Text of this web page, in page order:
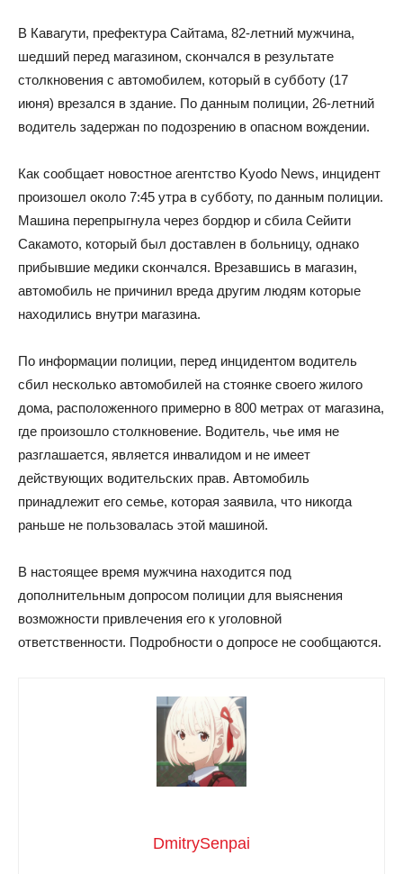
В Кавагути, префектура Сайтама, 82-летний мужчина,
шедший перед магазином, скончался в результате
столкновения с автомобилем, который в субботу (17
июня) врезался в здание. По данным полиции, 26-летний
водитель задержан по подозрению в опасном вождении.
Как сообщает новостное агентство Kyodo News, инцидент
произошел около 7:45 утра в субботу, по данным полиции.
Машина перепрыгнула через бордюр и сбила Сейити
Сакамото, который был доставлен в больницу, однако
прибывшие медики скончался. Врезавшись в магазин,
автомобиль не причинил вреда другим людям которые
находились внутри магазина.
По информации полиции, перед инцидентом водитель
сбил несколько автомобилей на стоянке своего жилого
дома, расположенного примерно в 800 метрах от магазина,
где произошло столкновение. Водитель, чье имя не
разглашается, является инвалидом и не имеет
действующих водительских прав. Автомобиль
принадлежит его семье, которая заявила, что никогда
раньше не пользовалась этой машиной.
В настоящее время мужчина находится под
дополнительным допросом полиции для выяснения
возможности привлечения его к уголовной
ответственности. Подробности о допросе не сообщаются.
DmitrySenpai